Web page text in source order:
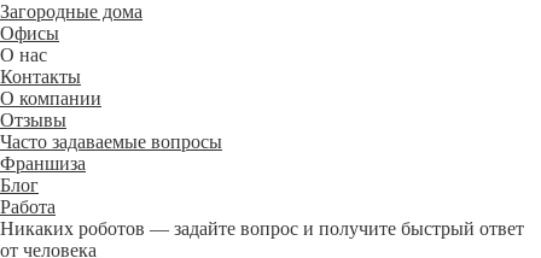
Загородные дома
Офисы
О нас
Контакты
О компании
Отзывы
Часто задаваемые вопросы
Франшиза
Блог
Работа
Никаких роботов — задайте вопрос и получите быстрый ответ
от человека